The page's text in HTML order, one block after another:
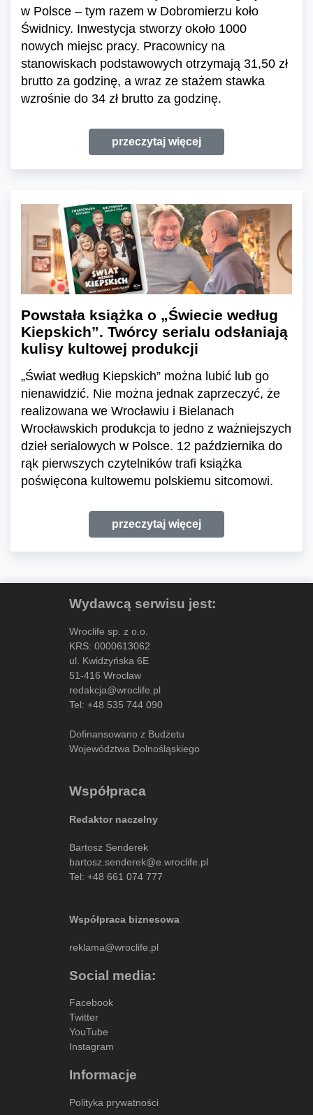
w Polsce – tym razem w Dobromierzu koło
Świdnicy. Inwestycja stworzy około 1000
nowych miejsc pracy. Pracownicy na
stanowiskach podstawowych otrzymają 31,50 zł
brutto za godzinę, a wraz ze stażem stawka
wzrośnie do 34 zł brutto za godzinę.
przeczytaj więcej
Powstała książka o „Świecie według
Kiepskich”. Twórcy serialu odsłaniają
kulisy kultowej produkcji
„Świat według Kiepskich” można lubić lub go
nienawidzić. Nie można jednak zaprzeczyć, że
realizowana we Wrocławiu i Bielanach
Wrocławskich produkcja to jedno z ważniejszych
dzieł serialowych w Polsce. 12 października do
rąk pierwszych czytelników trafi książka
poświęcona kultowemu polskiemu sitcomowi.
przeczytaj więcej
Wydawcą serwisu jest:
Wroclife sp. z o.o.
KRS: 0000613062
ul. Kwidzyńska 6E
51-416 Wrocław
redakcja@wroclife.pl
Tel: +48 535 744 090
Dofinansowano z Budżetu
Województwa Dolnośląskiego
Współpraca
Redaktor naczelny
Bartosz Senderek
bartosz.senderek@e.wroclife.pl
Tel: +48 661 074 777
Współpraca biznesowa
reklama@wroclife.pl
Social media:
Facebook
Twitter
YouTube
Instagram
Informacje
Polityka prywatności